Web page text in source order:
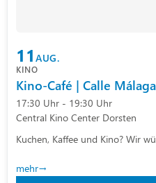
11 AUG.
KINO
Kino-Café | Calle
17:30 Uhr - 19:30 Uhr
Central Kino Center Dorsten
Kuchen, Kaffee und Kino? Wir
mehr